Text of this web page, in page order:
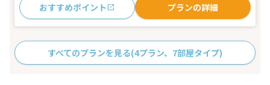
おすすめポイント プランの詳細
すべてのプランを見る(4プラン、7部屋タイプ)